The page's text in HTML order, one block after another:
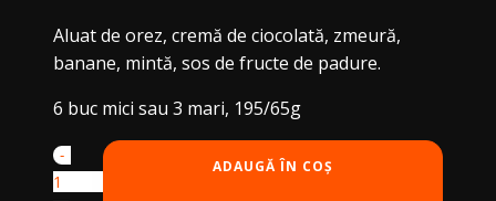
Aluat de orez, cremă de ciocolată, zmeură,
banane, mintă, sos de fructe de padure.
6 buc mici sau 3 mari, 195/65g
Cantitate
Sweet
-
ADAUGĂ ÎN COȘ